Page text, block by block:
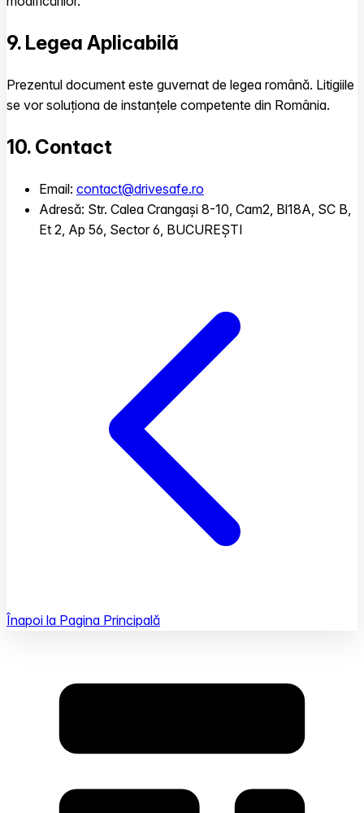
9. Legea Aplicabilă
Prezentul document este guvernat de legea română. Litigiile
se vor soluționa de instanțele competente din România.
10. Contact
Email: contact@drivesafe.ro
Adresă: Str. Calea Crangași 8-10, Cam2, Bl18A, SC B,
Et 2, Ap 56, Sector 6, BUCUREȘTI
Înapoi la Pagina Principală